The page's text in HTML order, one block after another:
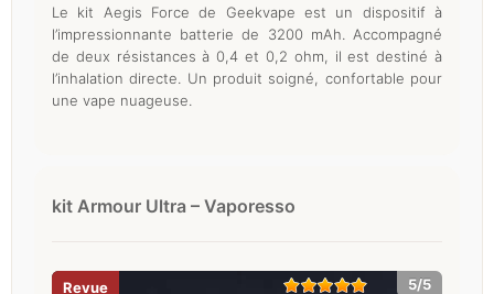
Le kit Aegis Force de Geekvape est un dispositif à
l’impressionnante batterie de 3200 mAh. Accompagné
de deux résistances à 0,4 et 0,2 ohm, il est destiné à
l’inhalation directe. Un produit soigné, confortable pour
une vape nuageuse.
kit Armour Ultra – Vaporesso
5/5